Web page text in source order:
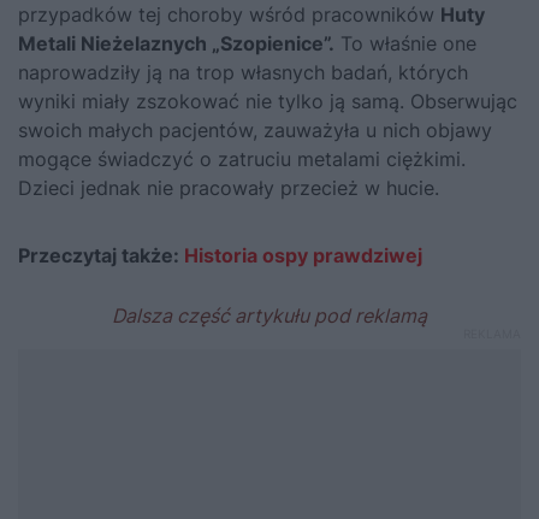
przypadków tej choroby wśród pracowników Huty
Metali Nieżelaznych „Szopienice”. To właśnie one
naprowadziły ją na trop własnych badań, których
wyniki miały zszokować nie tylko ją samą. Obserwując
swoich małych pacjentów, zauważyła u nich objawy
mogące świadczyć o zatruciu metalami ciężkimi.
Dzieci jednak nie pracowały przecież w hucie.
Przeczytaj także: Historia ospy prawdziwej